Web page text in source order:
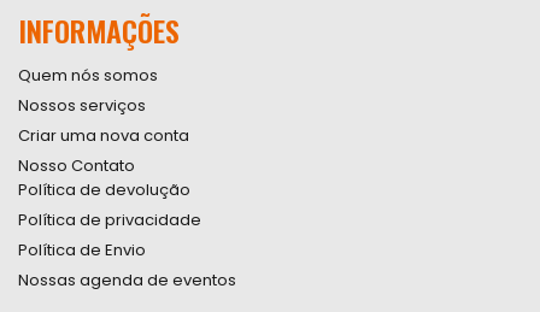
INFORMAÇÕES
Quem nós somos
Nossos serviços
Criar uma nova conta
Nosso Contato
Política de devolução
Política de privacidade
Política de Envio
Nossas agenda de eventos